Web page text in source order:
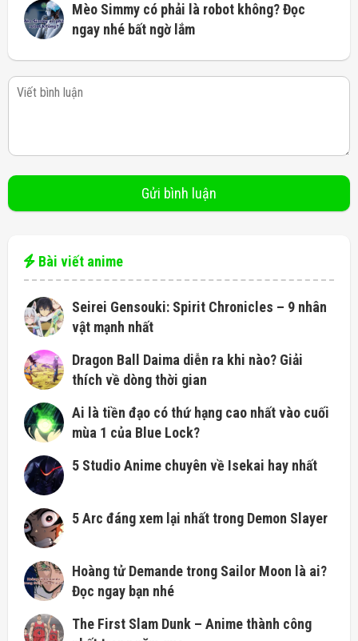
Mèo Simmy có phải là robot không? Đọc
ngay nhé bất ngờ lắm
Bài viết anime
Seirei Gensouki: Spirit Chronicles – 9 nhân
vật mạnh nhất
Dragon Ball Daima diễn ra khi nào? Giải
thích về dòng thời gian
Ai là tiền đạo có thứ hạng cao nhất vào cuối
mùa 1 của Blue Lock?
5 Studio Anime chuyên về Isekai hay nhất
5 Arc đáng xem lại nhất trong Demon Slayer
Hoàng tử Demande trong Sailor Moon là ai?
Đọc ngay bạn nhé
The First Slam Dunk – Anime thành công